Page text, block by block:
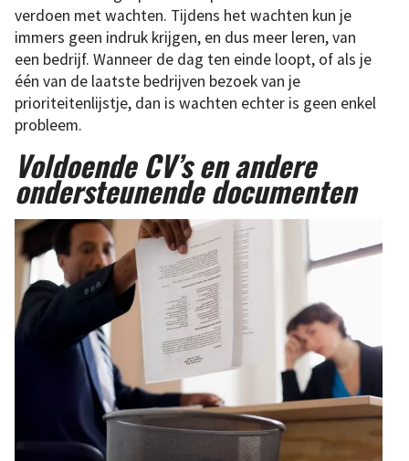
verdoen met wachten. Tijdens het wachten kun je
immers geen indruk krijgen, en dus meer leren, van
een bedrijf. Wanneer de dag ten einde loopt, of als je
één van de laatste bedrijven bezoek van je
prioriteitenlijstje, dan is wachten echter is geen enkel
probleem.
Voldoende CV’s en andere
ondersteunende documenten